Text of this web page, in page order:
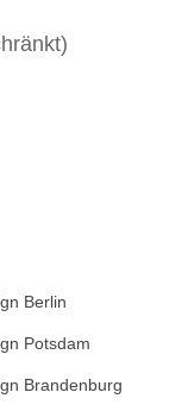
Berlin
Potsdam
Brandenburg